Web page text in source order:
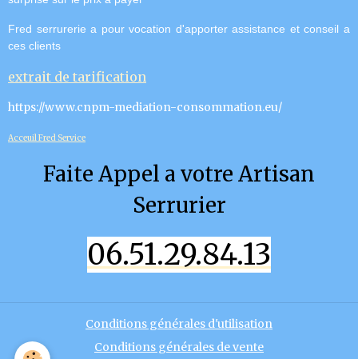
Fred serrurerie a pour vocation d'apporter assistance et conseil a
ces clients
extrait de tarification
https://www.cnpm-mediation-consommation.eu/
Acceuil Fred Service
Faite Appel a votre Artisan
Serrurier
06.51.29.84.13
Conditions générales d'utilisation
Conditions générales de vente